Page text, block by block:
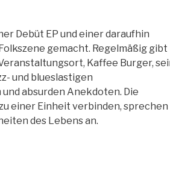
Debüt EP und einer daraufhin
gemacht. Regelmäßig gibt
Kaffee Burger,
und blueslastigen
absurden Anekdoten. Die
einer Einheit verbinden, sprechen
des Lebens an.